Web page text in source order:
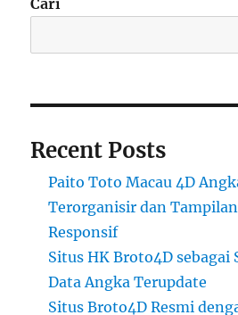
Cari
Recent Posts
Paito Toto Macau 4D
Terorganisir dan
Responsif
Situs HK Broto4D
Data Angka Terupdate
Situs Broto4D Resmi